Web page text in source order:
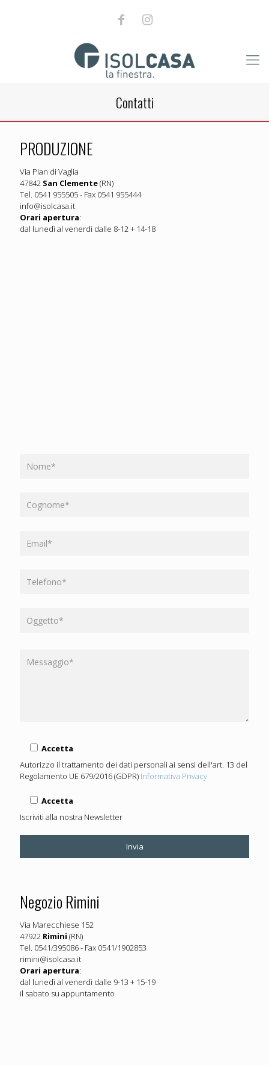
Contatti
PRODUZIONE
Via Pian di Vaglia
47842 San Clemente(RN)
Tel. 0541 955505 - Fax 0541 955444
info@isolcasa.it
Orari apertura:
dal lunedì al venerdì dalle 8-12 + 14-18
Accetta
Autorizzo il trattamento dei dati personali ai sensi dell'art. 13 del
Regolamento UE 679/2016 (GDPR) Informativa Privacy
Accetta
Iscriviti alla nostra Newsletter
Negozio Rimini
Via Marecchiese 152
47922 Rimini (RN)
Tel. 0541/395086 - Fax 0541/1902853
rimini@isolcasa.it
Orari apertura:
dal lunedì al venerdì dalle 9-13 + 15-19
il sabato su appuntamento